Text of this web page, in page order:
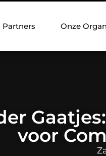
Partners Onze
voor